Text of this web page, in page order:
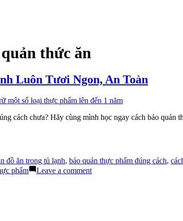
thức ăn
Luôn Tươi Ngon, An Toàn
cách chưa? Hãy cùng mình học ngay cách bảo
đồ ăn trong tủ lạnh, bảo quản thực phẩm đúng cách,
phẩm Leave a commenton